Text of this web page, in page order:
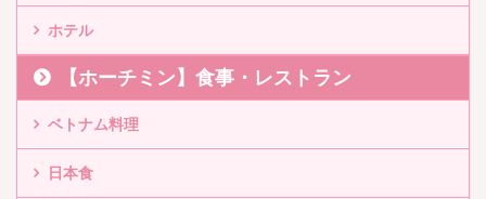
ホテル
【ホーチミン】食事・レストラン
ベトナム料理
日本食